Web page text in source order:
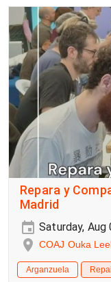
Repara y
Madrid
Saturday,
COAJ Ouka
Arganzuela